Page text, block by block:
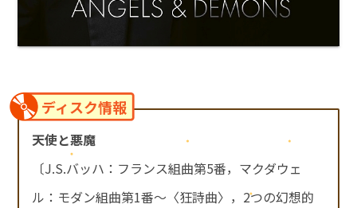
ディスク情報
天使と悪魔
〔J.S.バッハ：フランス組曲第5番，マクダウェ
ル：モダン組曲第1番～〈狂詩曲〉，2つの幻想的